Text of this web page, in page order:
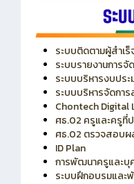
ระบบติดตามผู้สำเร็
ระบบรายงานการ
ระบบบริหารงบปร
ระบบบริหารจัดการ
Chontech Digital
ศธ.02 ครูและครูที่
ศธ.02 ตรวจสอบผ
ID Plan
การพัฒนาครูและบุ
ระบบฝึกอบรมและ